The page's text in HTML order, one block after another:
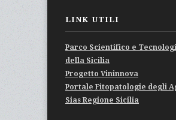
LINK UTILI
Parco Scientifico e
della Sicilia
Progetto Vininnova
Portale Fitopatologie degli
Sias Regione Sicilia